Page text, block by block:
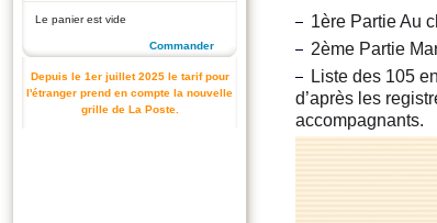
Le panier est vide
Commander
Depuis le 1er juillet 2025 le tarif pour
l'étranger prend en compte la nouvelle
grille de La Poste.
1ère Partie Au
2ème Partie
Liste des 105
d’après les
accompagnants.